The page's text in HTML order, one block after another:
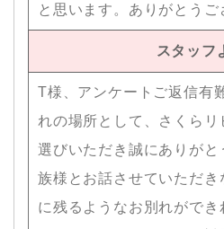
と思います。ありがとうご
スタッフ
T様、アンケートご返信有
れの場所として、さくら
選びいただき誠にありがと
族様とお話させていただき
に残るようなお別れができ